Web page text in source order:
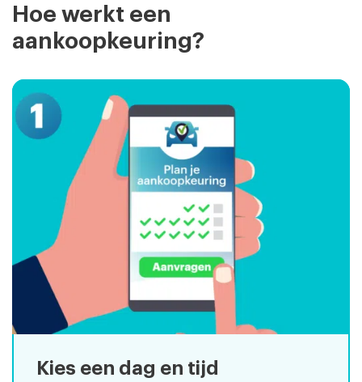
Hoe werkt een
aankoopkeuring?
Kies een dag en tijd